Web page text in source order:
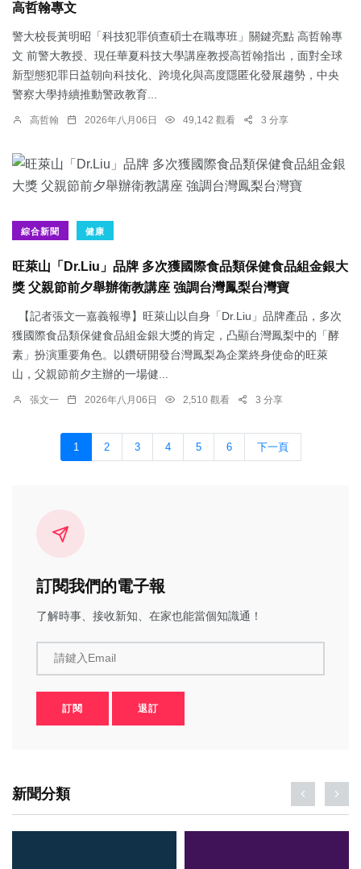
高哲翰專文
警大校長黃明昭「科技犯罪偵查碩士在職專班」關鍵亮點 高哲翰專
文 前警大教授、現任華夏科技大學講座教授高哲翰指出，面對全球
新型態犯罪日益朝向科技化、跨境化與高度隱匿化發展趨勢，中央
警察大學持續推動警政教育...
高哲翰 2026年八月06日 49,142 觀看 3 分享
綜合新聞 健康
旺萊山「Dr.Liu」品牌 多次獲國際食品類保健食品組金銀大
獎 父親節前夕舉辦衛教講座 強調台灣鳳梨台灣寶
【記者張文一嘉義報導】旺萊山以自身「Dr.Liu」品牌產品，多次
獲國際食品類保健食品組金銀大獎的肯定，凸顯台灣鳳梨中的「酵
素」扮演重要角色。以鑽研開發台灣鳳梨為企業終身使命的旺萊
山，父親節前夕主辦的一場健...
張文一 2026年八月06日 2,510 觀看 3 分享
1 2 3 4 5 6 下一頁
訂閱我們的電子報
了解時事、接收新知、在家也能當個知識通！
請鍵入Email
訂閱 退訂
新聞分類